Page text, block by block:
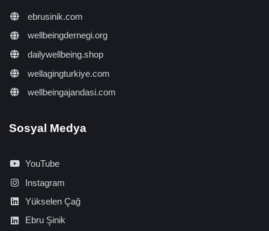
ebrusinik.com
wellbeingdernegi.org
dailywellbeing.shop
wellagingturkiye.com
wellbeingajandasi.com
Sosyal Medya
YouTube
Instagram
Yükselen Çağ
Ebru Şinik